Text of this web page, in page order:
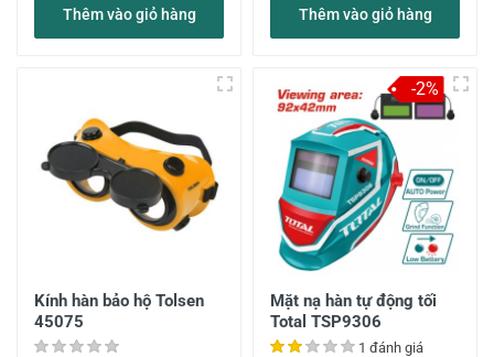
Thêm vào giỏ hàng Thêm vào giỏ hàng
Kính hàn bảo hộ Tolsen
45075
Mặt nạ hàn tự động tối
Total TSP9306
1 đánh giá
-2%